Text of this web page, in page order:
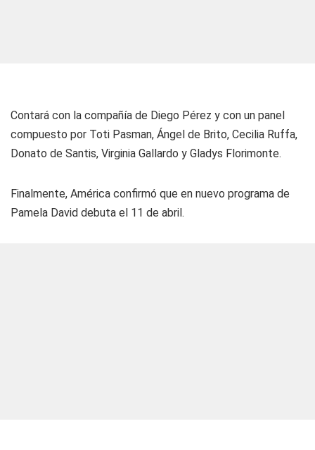
Contará con la compañía de Diego Pérez y con un panel
compuesto por Toti Pasman, Ángel de Brito, Cecilia Ruffa,
Donato de Santis, Virginia Gallardo y Gladys Florimonte.
Finalmente, América confirmó que en nuevo programa de
Pamela David debuta el 11 de abril.